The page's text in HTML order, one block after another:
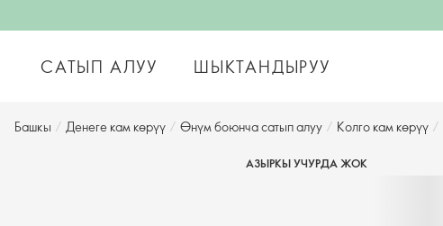
САТЫП АЛУУ ШЫКТАНДЫРУУ
Башкы / Денеге кам көрүү / Өнүм боюнча сатып алуу / Колго кам көрүү /
АЗЫРКЫ УЧУРДА ЖОК